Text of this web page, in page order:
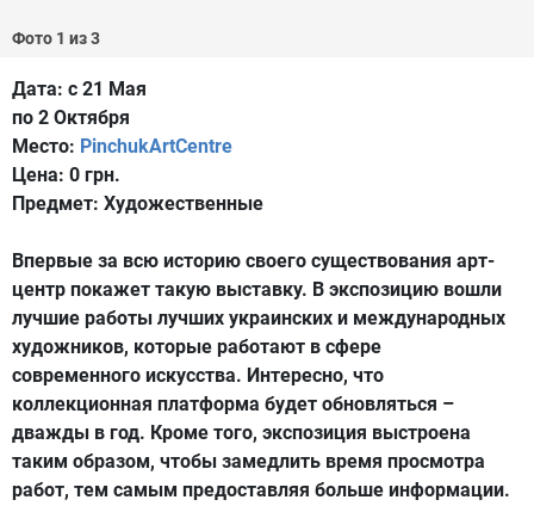
Фото 1 из 3
Дата: с 21 Мая
по 2 Октября
Место: PinchukArtCentre
Цена: 0 грн.
Предмет: Художественные
Впервые за всю историю своего существования арт-
центр покажет такую выставку. В экспозицию вошли
лучшие работы лучших украинских и международных
художников, которые работают в сфере
современного искусства. Интересно, что
коллекционная платформа будет обновляться –
дважды в год. Кроме того, экспозиция выстроена
таким образом, чтобы замедлить время просмотра
работ, тем самым предоставляя больше информации.